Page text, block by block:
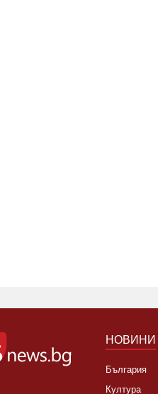
НОВИНИ
България
Култура